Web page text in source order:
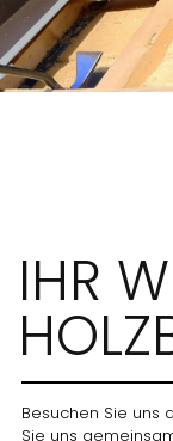
IHR
Besuchen Sie uns
Sie uns